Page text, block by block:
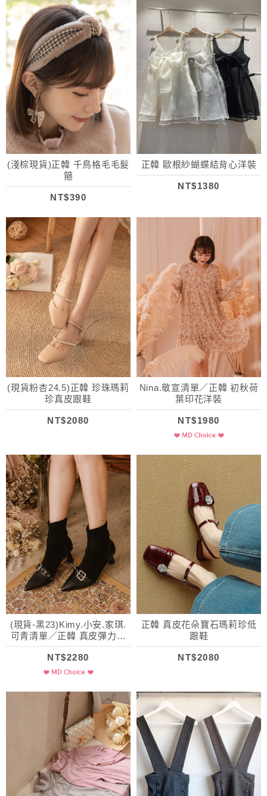
(淺棕現貨)正韓 千鳥格毛毛髮
箍
NT$390
正韓 歐根紗蝴蝶結背心洋裝
NT$1380
(現貨粉杏24.5)正韓 珍珠瑪莉
珍真皮跟鞋
NT$2080
Nina.敬宣清單／正韓 初秋荷
葉印花洋裝
NT$1980
(現貨-黑23)Kimy.小安.家琪.
可青清單／正韓 真皮彈力絨
繫帶尖頭靴
NT$2280
正韓 真皮花朵寶石瑪莉珍低
跟鞋
NT$2080